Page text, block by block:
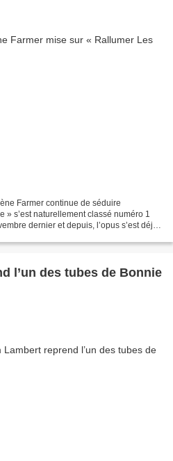
Farmer continue de séduire
» s’est naturellement classé numéro 1
dernier et depuis, l’opus s’est déjà
l’un des tubes de Bonnie